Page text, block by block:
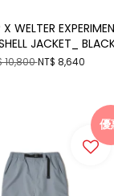
WELTER
JACKET_
10,800NT$ 8,640
優